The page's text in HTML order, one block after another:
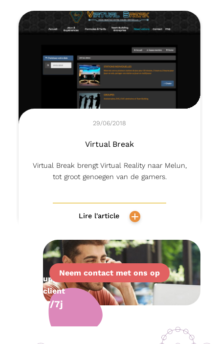
29/06/2018
Virtual Break
Virtual Break brengt Virtual Reality naar Melun,
tot groot genoegen van de gamers.
Lire l'article
Neem contact met ons op
Support
client
7/7j